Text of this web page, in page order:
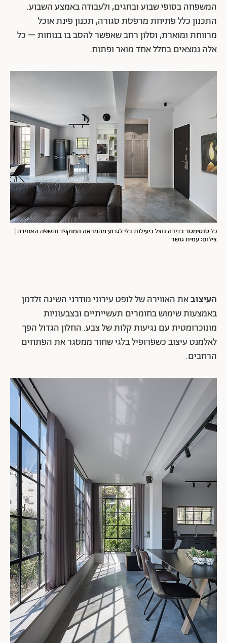
המשפחה בסופי שבוע ובחגים, ולעבודה באמצע השבוע.
התכנון כלל פתיחת מרפסת סגורה, תכנון פינת אוכל
מרווחת ומוארת, וסלון רחב שאפשר להסב בו בנוחות – כל
אלה נמצאים בחלל אחד מואר ופתוח.
כל סנטימטר בדירה נוצל ביעילות בלי לגרוע מהמראה המוקפד והשפה האחידה |
צילום: עמית גושר
העיצובאת האווירה של לופט עירוני מודרני השיגה זלדמן
באמצעות שימוש בחומרים תעשייתיים ובצבעוניות
מונוכרומטית עם נגיעות קלות של צבע. החלון הגדול הפך
לאלמנט עיצוב כשפרופיל בלגי שחור ממסגר את הפתחים
הרחבים.